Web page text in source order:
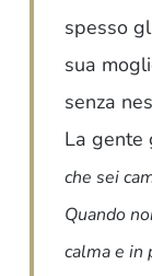
spesso
sua
senza
La gente
che sei
Quando
calma e in